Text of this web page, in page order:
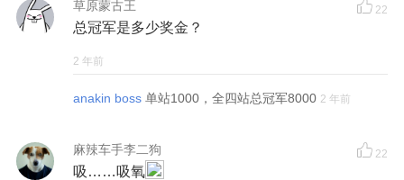
草原蒙古王 22
总冠军是多少奖金？
2 年前
anakin boss 单站1000，全四站总冠军8000 2 年前
麻辣车手李二狗 22
吸……吸氧